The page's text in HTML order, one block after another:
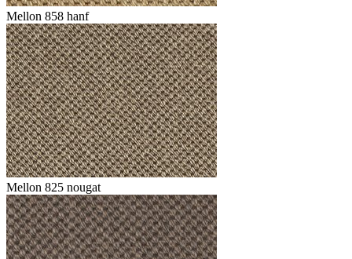
Mellon 858 hanf
Mellon 825 nougat